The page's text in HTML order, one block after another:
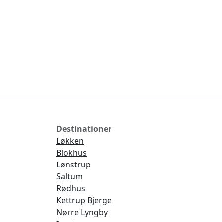
Destinationer
Løkken
Blokhus
Lønstrup
Saltum
Rødhus
Kettrup Bjerge
Nørre Lyngby